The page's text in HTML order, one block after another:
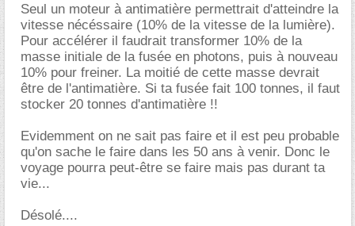
Seul un moteur à antimatière permettrait d'atteindre la
vitesse nécéssaire (10% de la vitesse de la lumière).
Pour accélérer il faudrait transformer 10% de la
masse initiale de la fusée en photons, puis à nouveau
10% pour freiner. La moitié de cette masse devrait
être de l'antimatière. Si ta fusée fait 100 tonnes, il faut
stocker 20 tonnes d'antimatière !!
Evidemment on ne sait pas faire et il est peu probable
qu'on sache le faire dans les 50 ans à venir. Donc le
voyage pourra peut-être se faire mais pas durant ta
vie...
Désolé....